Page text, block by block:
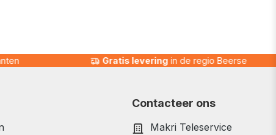
Gratis levering in de regio Beerse
Contacteer ons
Makri Teleservice